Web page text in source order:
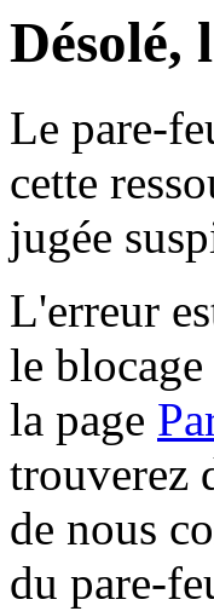
Désolé,
Le pare-
cette
jugée
L'erreur
le
la page
trouverez
de nous
du pare-